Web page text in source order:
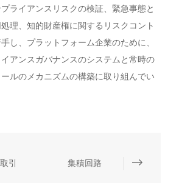
ライアンスリスクの検証、緊急事態と
理、知的財産権に関するリスクコント
し、プラットフォーム企業のために、
アンスガバナンスのシステムと常時の
ルのメカニズムの構築に取り組んでい
引 集積回路